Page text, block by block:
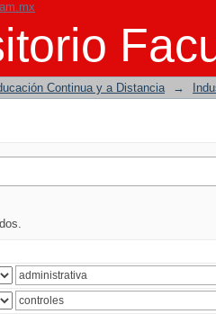
Continua y a Distancia →